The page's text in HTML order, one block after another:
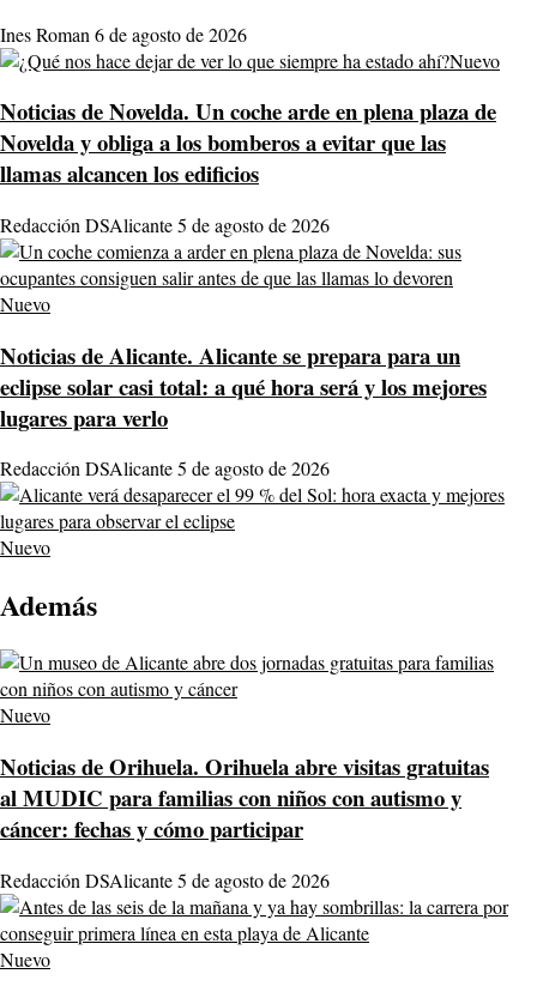
Ines Roman 6 de agosto de 2026
Nuevo
Noticias de Novelda. Un coche arde en plena plaza de
Novelda y obliga a los bomberos a evitar que las
llamas alcancen los edificios
Redacción DSAlicante5 de agosto de 2026
Nuevo
Noticias de Alicante. Alicante se prepara para un
eclipse solar casi total: a qué hora será y los mejores
lugares para verlo
Redacción DSAlicante5 de agosto de 2026
Nuevo
Además
Nuevo
Noticias de Orihuela. Orihuela abre visitas gratuitas
al MUDIC para familias con niños con autismo y
cáncer: fechas y cómo participar
Redacción DSAlicante5 de agosto de 2026
Nuevo